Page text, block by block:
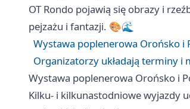
OT Rondo pojawią się obrazy i
pejzażu i fantazji. 🎨🌊
Wystawa poplenerowa Orońsko i
Organizatorzy układają terminy i
Wystawa poplenerowa Orońsko i
Kilku- i kilkunastodniowe wyjazdy